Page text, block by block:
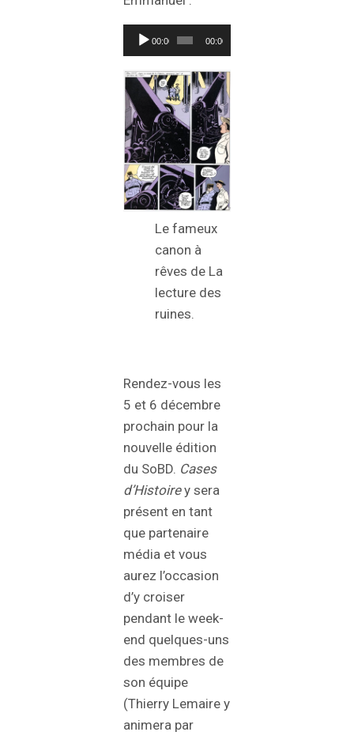
Lecteur
audio
00:00 00:00
Le fameux
canon à
rêves de La
lecture des
ruines.
Rendez-vous les
5 et 6 décembre
prochain pour la
nouvelle édition
du SoBD. Cases
d’Histoirey sera
présent en tant
que partenaire
média et vous
aurez l’occasion
d’y croiser
pendant le week-
end quelques-uns
des membres de
son équipe
(Thierry Lemaire y
animera par